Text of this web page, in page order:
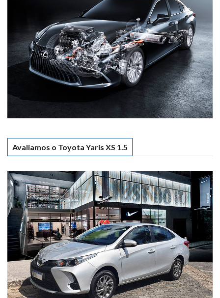
Avaliamos o Toyota Yaris XS 1.5